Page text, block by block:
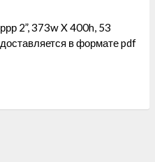
2”, 373w X 400h, 53
в формате pdf